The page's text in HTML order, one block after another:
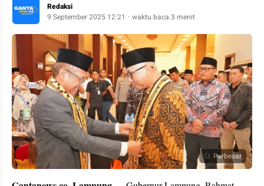
Redaksi
9 September 2025 12:21
waktu baca 3 menit
Perbesar